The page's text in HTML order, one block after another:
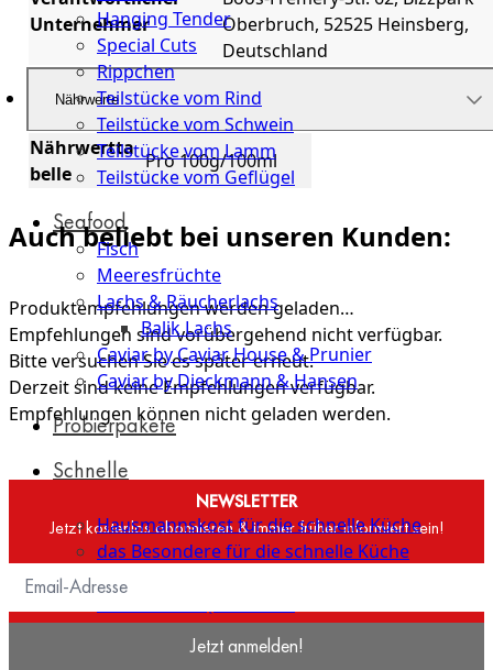
Hanging Tender
Special Cuts
Rippchen
Teilstücke vom Rind
Teilstücke vom Schwein
Teilstücke vom Lamm
Teilstücke vom Geflügel
Seafood
Fisch
Meeresfrüchte
Lachs & Räucherlachs
Balik Lachs
Caviar by Caviar House & Prunier
Caviar by Dieckmann & Hansen
Probierpakete
Schnelle
Hausmannskost für die schnelle Küche
das Besondere für die schnelle Küche
Beilagen
Brot & Brötchen
Unternehmer
Oberbruch, 52525 Heinsberg,
Deutschland
Nährwerte
Nährwertta
belle
Pro 100g/100ml
Auch beliebt bei unseren Kunden:
Produktempfehlungen werden geladen…
Empfehlungen sind vorübergehend nicht verfügbar.
Bitte versuchen Sie es später erneut.
Derzeit sind keine Empfehlungen verfügbar.
Empfehlungen können nicht geladen werden.
NEWSLETTER
Jetzt kostenlos abonnieren & immer früher informiert sein!
Jetzt anmelden!